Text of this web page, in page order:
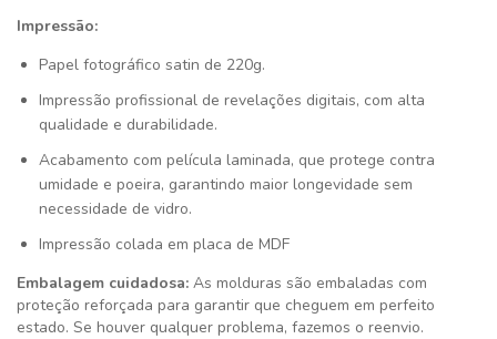
Impressão:
Papel fotográfico satin de 220g.
Impressão profissional de revelações digitais, com alta
qualidade e durabilidade.
Acabamento com película laminada, que protege contra
umidade e poeira, garantindo maior longevidade sem
necessidade de vidro.
Impressão colada em placa de MDF
Embalagem cuidadosa: As molduras são embaladas com
proteção reforçada para garantir que cheguem em perfeito
estado. Se houver qualquer problema, fazemos o reenvio.